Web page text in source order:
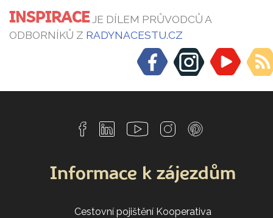
INSPIRACEJE DÍLEM PRŮVODCŮ A
ODBORNÍKŮ Z RADYNACESTU.CZ
Informace k zájezdům
Cestovní pojištění Kooperativa